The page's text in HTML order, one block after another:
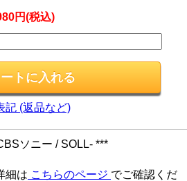
円(税込)
記 (返品など)
ソニー / SOLL- ***
細は こちらのページ でご確認くだ